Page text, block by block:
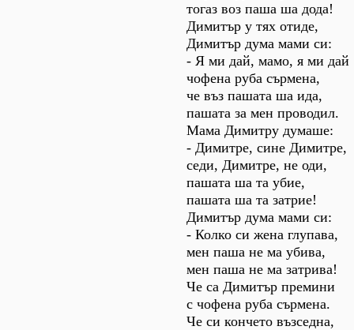
тогаз воз паша ша дода!
Димитър у тях отиде,
Димитър дума мами си:
- Я ми дай, мамо, я ми дай
чофена руба сърмена,
че въз пашата ша ида,
пашата за мен проводил.
Мама Димитру думаше:
- Димитре, сине Димитре,
седи, Димитре, не оди,
пашата ша та убие,
пашата ша та затрие!
Димитър дума мами си:
- Колко си жена глупава,
мен паша не ма убива,
мен паша не ма затрива!
Че са Димитър премини
с чофена руба сърмена.
Че си кончето възседна,